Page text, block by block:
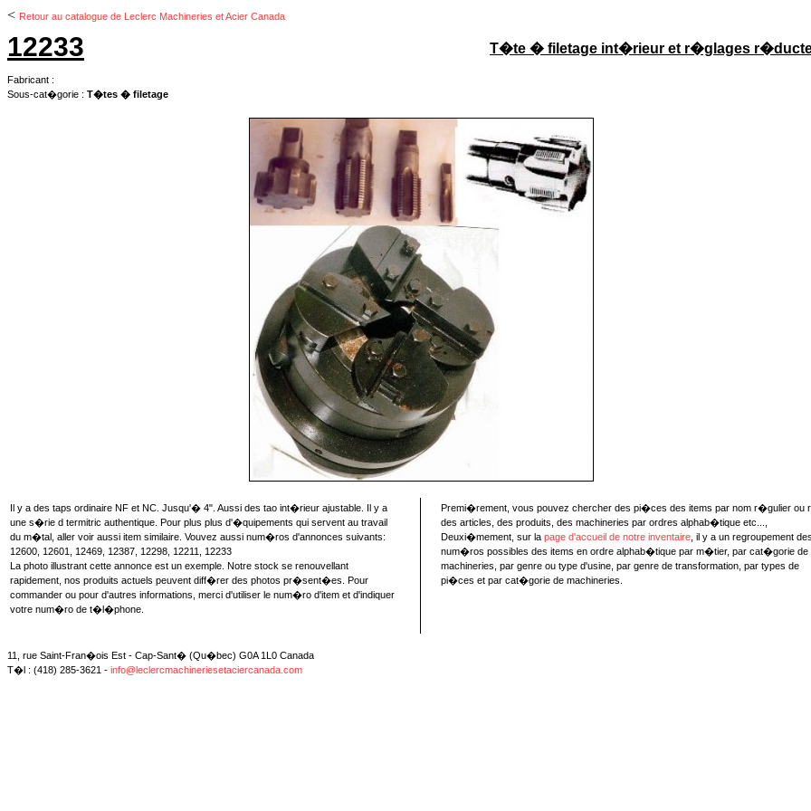
< Retour au catalogue de Leclerc Machineries et Acier Canada
12233
Fabricant :
Sous-cat�gorie : T�tes � filetage
T�te � filetage int�rieur et r�glages
Il y a des taps ordinaire NF et NC. Jusqu'� 4". Aussi des tao int�rieur ajustable. Il y a
une s�rie d termitric authentique. Pour plus plus d'�quipements qui servent au travail
du m�tal, aller voir aussi item similaire. Vouvez aussi num�ros d'annonces suivants:
12600, 12601, 12469, 12387, 12298, 12211, 12233
La photo illustrant cette annonce est un exemple. Notre stock se renouvellant
rapidement, nos produits actuels peuvent diff�rer des photos pr�sent�es. Pour
commander ou pour d'autres informations, merci d'utiliser le num�ro d'item et d'indiquer
votre num�ro de t�l�phone.
Premi�rement, vous pouvez chercher des pi�ces des items par nom r�gulier ou
des articles, des produits, des machineries par ordres alphab�tique etc...,
Deuxi�mement, sur la page d'accueil de notre inventaire , il y a un regroupement
num�ros possibles des items en ordre alphab�tique par m�tier, par cat�gorie de
machineries, par genre ou type d'usine, par genre de transformation, par types de
pi�ces et par cat�gorie de machineries.
11, rue Saint-Fran�ois Est - Cap-Sant� (Qu�bec) G0A 1L0 Canada
T�l : (418) 285-3621 - info@leclercmachineriesetaciercanada.com